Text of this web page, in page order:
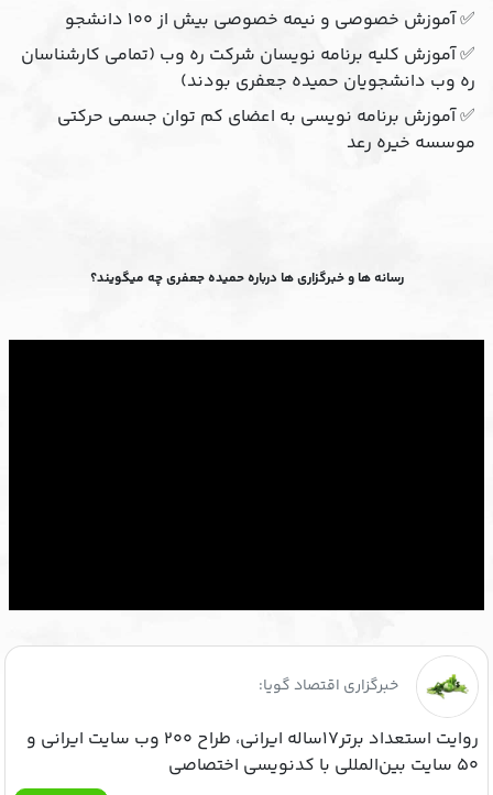
✅ آموزش خصوصی و نیمه خصوصی بیش از ۱۰۰ دانشجو
✅ آموزش کلیه برنامه نویسان شرکت ره وب (تمامی کارشناسان
ره وب دانشجویان حمیده جعفری بودند)
✅ آموزش برنامه نویسی به اعضای کم توان جسمی حرکتی
موسسه خیره رعد
رسانه ها و خبرگزاری ها درباره حمیده جعفری چه میگویند؟
خبرگزاری اقتصاد گویا:
روایت استعداد برتر۱۷ساله ایرانی، طراح ۲۰۰ وب ‌سایت ایرانی و
۵۰ سایت بین‌المللی با کدنویسی اختصاصی